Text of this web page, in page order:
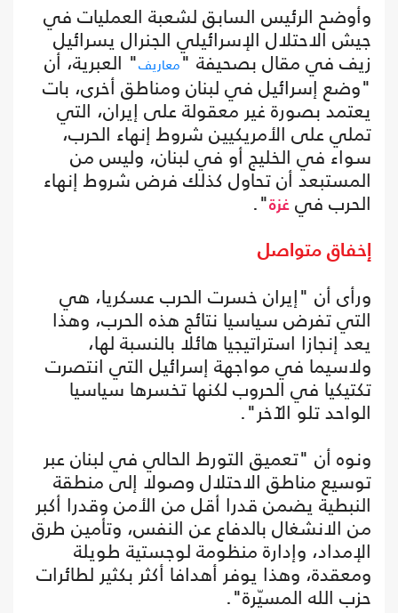
وأوضح الرئيس السابق لشعبة العمليات في
جيش الاحتلال الإسرائيلي الجنرال يسرائيل
زيف في مقال بصحيفة "معاريف" العبرية، أن
"وضع إسرائيل في لبنان ومناطق أخرى، بات
يعتمد بصورة غير معقولة على إيران، التي
تملي على الأمريكيين شروط إنهاء الحرب،
سواء في الخليج أو في لبنان، وليس من
المستبعد أن تحاول كذلك فرض شروط إنهاء
الحرب في غزة".
إخفاق متواصل
ورأى أن "إيران خسرت الحرب عسكريا، هي
التي تفرض سياسيا نتائج هذه الحرب، وهذا
يعد إنجازا استراتيجيا هائلا بالنسبة لها،
ولاسيما في مواجهة إسرائيل التي انتصرت
تكتيكيا في الحروب لكنها تخسرها سياسيا
الواحد تلو الآخر".
ونوه أن "تعميق التورط الحالي في لبنان عبر
توسيع مناطق الاحتلال وصولا إلى منطقة
النبطية يضمن قدرا أقل من الأمن وقدرا أكبر
من الانشغال بالدفاع عن النفس، وتأمين طرق
الإمداد، وإدارة منظومة لوجستية طويلة
ومعقدة، وهذا يوفر أهدافا أكثر بكثير لطائرات
حزب الله المسيّرة".